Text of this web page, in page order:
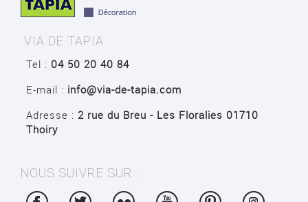
VIA DE TAPIA
Tel : 04 50 20 40 84
E-mail : info@via-de-tapia.com
Adresse : 2 rue du Breu - Les Floralies 01710
Thoiry
NOUS SUIVRE SUR :